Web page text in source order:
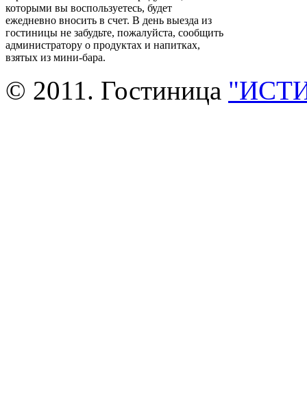
которыми вы воспользуетесь, будет
ежедневно вносить в счет. В день выезда из
гостиницы не забудьте, пожалуйста, сообщить
администратору о продуктах и напитках,
взятых из мини-бара.
© 2011. Гостиница